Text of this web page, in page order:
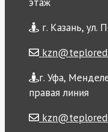
г. Казань, ул.
г. Уфа,
правая линия